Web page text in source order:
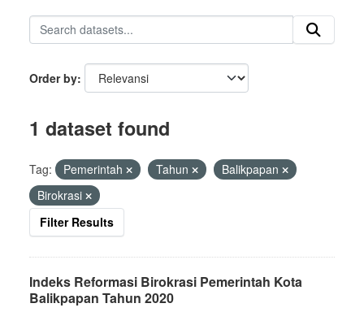
Order by
1 dataset found
Tag: Pemerintah Tahun
Balikpapan
Birokrasi
Filter Results
Indeks Reformasi Birokrasi Pemerintah Kota
Balikpapan Tahun 2020